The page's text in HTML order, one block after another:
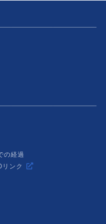
の経過
ンク